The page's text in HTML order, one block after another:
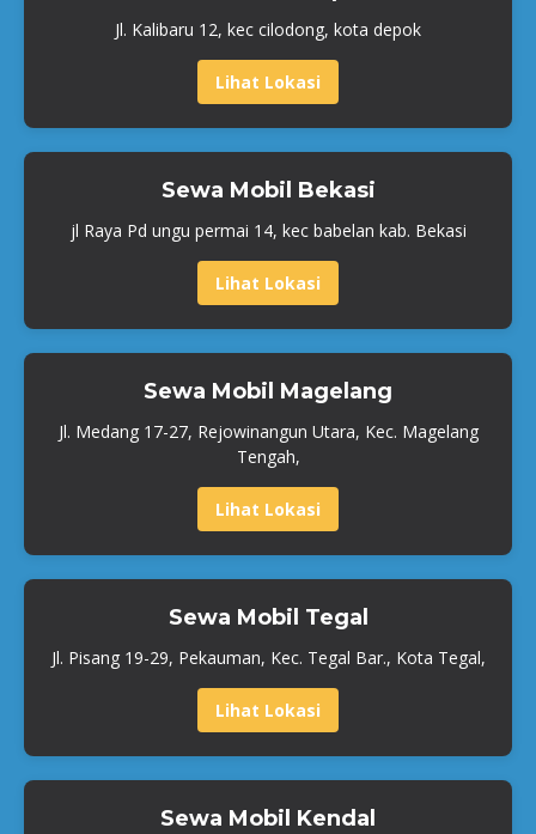
Jl. Kalibaru 12, kec cilodong, kota depok
Lihat Lokasi
Sewa Mobil Bekasi
jl Raya Pd ungu permai 14, kec babelan kab. Bekasi
Lihat Lokasi
Sewa Mobil Magelang
Jl. Medang 17-27, Rejowinangun Utara, Kec. Magelang
Tengah,
Lihat Lokasi
Sewa Mobil Tegal
Jl. Pisang 19-29, Pekauman, Kec. Tegal Bar., Kota Tegal,
Lihat Lokasi
Sewa Mobil Kendal